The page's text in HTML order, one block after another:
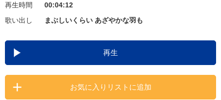
お知らせ よくあるご質問
DAMの新曲・ランキングなど
カラオケ最新情報をチェック！
再生時間
00:04:12
歌い出し
まぶしいくらい あざやかな羽も
再生
お気に入りリストに追加